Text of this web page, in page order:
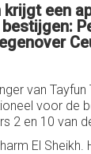
een
van
voor
2 en 10 van
El